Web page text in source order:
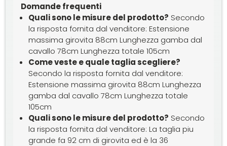
Domande frequenti
Quali sono le misure del prodotto? Secondo
la risposta fornita dal venditore: Estensione
massima girovita 88cm Lunghezza gamba dal
cavallo 78cm Lunghezza totale 105cm
Come veste e quale taglia scegliere?
Secondo la risposta fornita dal venditore:
Estensione massima girovita 88cm Lunghezza
gamba dal cavallo 78cm Lunghezza totale
105cm
Quali sono le misure del prodotto? Secondo
la risposta fornita dal venditore: La taglia piu
grande fa 92 cm di girovita ed è la 36